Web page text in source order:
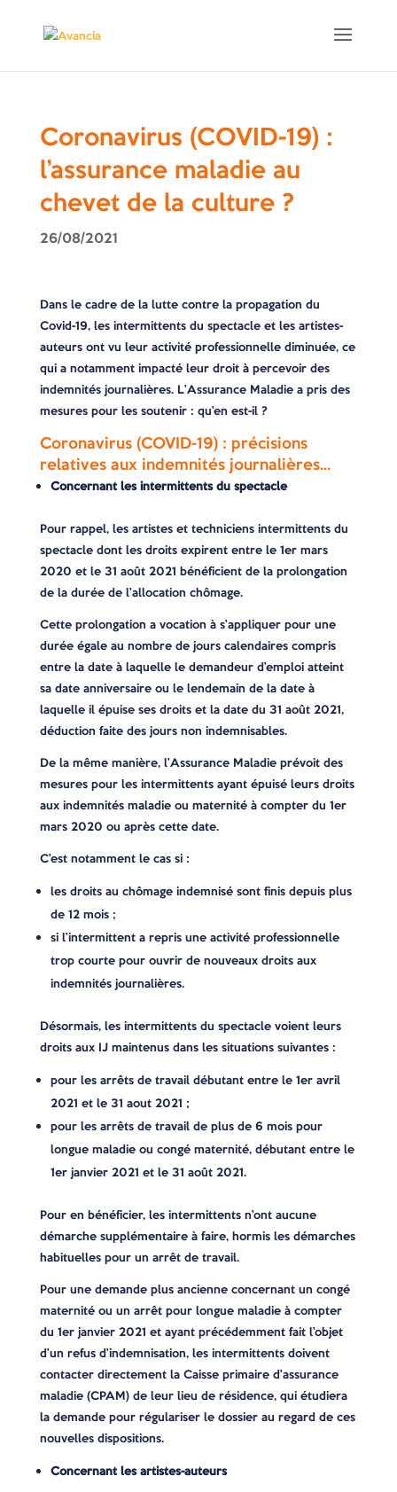
Coronavirus (COVID-19) :
l’assurance maladie au
chevet de la culture ?
26/08/2021
Dans le cadre de la lutte contre la propagation du
Covid-19, les intermittents du spectacle et les artistes-
auteurs ont vu leur activité professionnelle diminuée, ce
qui a notamment impacté leur droit à percevoir des
indemnités journalières. L’Assurance Maladie a pris des
mesures pour les soutenir : qu’en est-il ?
Coronavirus (COVID-19) : précisions
relatives aux indemnités journalières…
Concernant les intermittents du spectacle
Pour rappel, les artistes et techniciens intermittents du
spectacle dont les droits expirent entre le 1er mars
2020 et le 31 août 2021 bénéficient de la prolongation
de la durée de l’allocation chômage.
Cette prolongation a vocation à s’appliquer pour une
durée égale au nombre de jours calendaires compris
entre la date à laquelle le demandeur d’emploi atteint
sa date anniversaire ou le lendemain de la date à
laquelle il épuise ses droits et la date du 31 août 2021,
déduction faite des jours non indemnisables.
De la même manière, l’Assurance Maladie prévoit des
mesures pour les intermittents ayant épuisé leurs droits
aux indemnités maladie ou maternité à compter du 1er
mars 2020 ou après cette date.
C’est notamment le cas si :
les droits au chômage indemnisé sont finis depuis plus
de 12 mois ;
si l’intermittent a repris une activité professionnelle
trop courte pour ouvrir de nouveaux droits aux
indemnités journalières.
Désormais, les intermittents du spectacle voient leurs
droits aux IJ maintenus dans les situations suivantes :
pour les arrêts de travail débutant entre le 1er avril
2021 et le 31 aout 2021 ;
pour les arrêts de travail de plus de 6 mois pour
longue maladie ou congé maternité, débutant entre le
1er janvier 2021 et le 31 août 2021.
Pour en bénéficier, les intermittents n’ont aucune
démarche supplémentaire à faire, hormis les démarches
habituelles pour un arrêt de travail.
Pour une demande plus ancienne concernant un congé
maternité ou un arrêt pour longue maladie à compter
du 1er janvier 2021 et ayant précédemment fait l’objet
d’un refus d’indemnisation, les intermittents doivent
contacter directement la Caisse primaire d’assurance
maladie (CPAM) de leur lieu de résidence, qui étudiera
la demande pour régulariser le dossier au regard de ces
nouvelles dispositions.
Concernant les artistes-auteurs